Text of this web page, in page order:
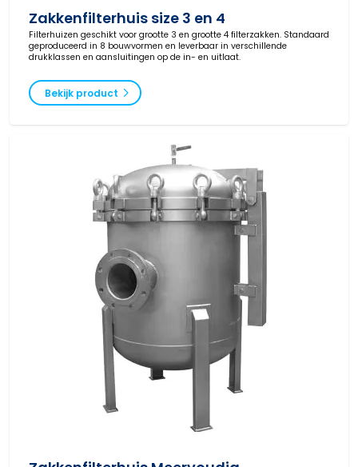
Zakkenfilterhuis size 3 en 4
Filterhuizen geschikt voor grootte 3 en grootte 4 filterzakken. Standaard
geproduceerd in 8 bouwvormen en leverbaar in verschillende
drukklassen en aansluitingen op de in- en uitlaat.
Bekijk product